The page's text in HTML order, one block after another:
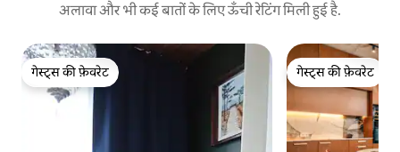
अलावा और भी कई बातों के लिए ऊँची रेटिंग मिली हुई है.
गेस्ट्स की फ़ेवरेट
गेस्ट्स की फ़ेवरेट
गेस्ट्स की फ़ेवरेट
गेस्ट्स की फ़ेवरेट